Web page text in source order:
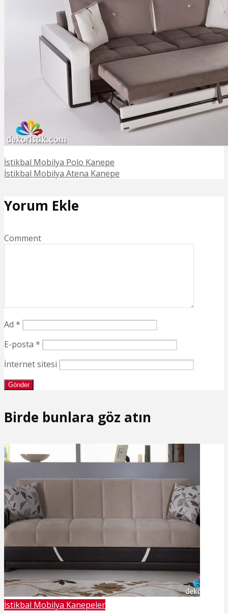
İstikbal Mobilya Polo Kanepe
İstikbal Mobilya Atena Kanepe
Yorum Ekle
Comment
Ad *
E-posta *
İnternet sitesi
Birde bunlara göz atın
İstikbal Mobilya Kanepeler